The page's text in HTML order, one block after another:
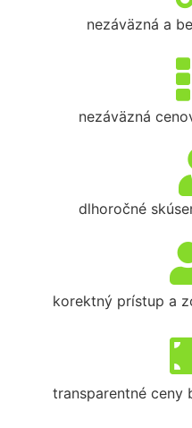
nezáväzná a
nezáväzná
dlhoročné
korektný prístup a
transparentné ceny